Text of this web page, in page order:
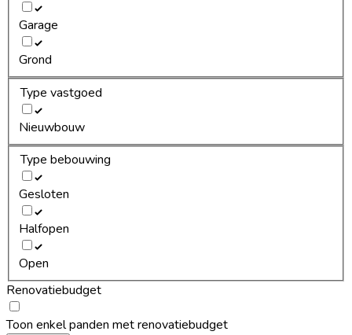
Garage
Grond
Type vastgoed
Nieuwbouw
Type bebouwing
Gesloten
Halfopen
Open
Renovatiebudget
Toon enkel panden met renovatiebudget